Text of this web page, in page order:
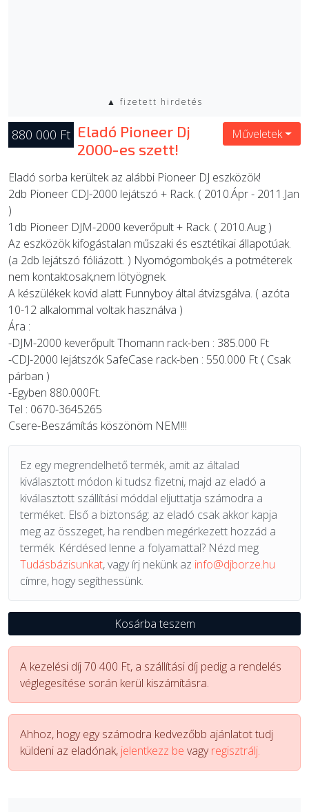
▲ fizetett hirdetés
880 000 Ft Eladó Pioneer Dj
2000-es szett!
Műveletek
Eladó sorba kerültek az alábbi Pioneer DJ eszközök!
2db Pioneer CDJ-2000 lejátszó + Rack. ( 2010.Ápr - 2011.Jan
)
1db Pioneer DJM-2000 keverőpult + Rack. ( 2010.Aug )
Az eszközök kifogástalan műszaki és esztétikai állapotúak.
(a 2db lejátszó fóliázott. ) Nyomógombok,és a potméterek
nem kontaktosak,nem lötyögnek.
A készülékek kovid alatt Funnyboy által átvizsgálva. ( azóta
10-12 alkalommal voltak használva )
Ára :
-DJM-2000 keverőpult Thomann rack-ben : 385.000 Ft
-CDJ-2000 lejátszók SafeCase rack-ben : 550.000 Ft ( Csak
párban )
-Egyben 880.000Ft.
Tel : 0670-3645265
Csere-Beszámítás köszönöm NEM!!!
Ez egy megrendelhető termék, amit az általad
kiválasztott módon ki tudsz fizetni, majd az eladó a
kiválasztott szállítási móddal eljuttatja számodra a
terméket. Első a biztonság: az eladó csak akkor kapja
meg az összeget, ha rendben megérkezett hozzád a
termék. Kérdésed lenne a folyamattal? Nézd meg
Tudásbázisunkat, vagy írj nekünk az info@djborze.hu
címre, hogy segíthessünk.
Kosárba teszem
A kezelési díj 70 400 Ft, a szállítási díj pedig a rendelés
véglegesítése során kerül kiszámításra.
Ahhoz, hogy egy számodra kedvezőbb ajánlatot tudj
küldeni az eladónak, jelentkezz be vagyregisztrálj.